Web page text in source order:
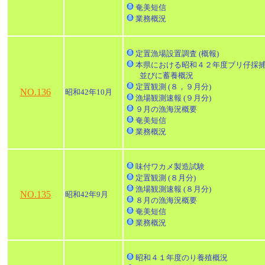
奄美短信
業務概況
NO.136 昭和42年10月
定置漁場設置調査 (概報)
本県における昭和４２年度ブリ仔採
並びに蓄養概況
定置観測 (８，９月分)
漁場観測速報 (９月分)
９月の漁海況概要
奄美短信
業務概況
NO.135 昭和42年9月
味付ワカメ製造試験
定置観測 (８月分)
漁場観測速報 (８月分)
８月の漁海況概要
奄美短信
業務概況
昭和４１年度のり養殖概況